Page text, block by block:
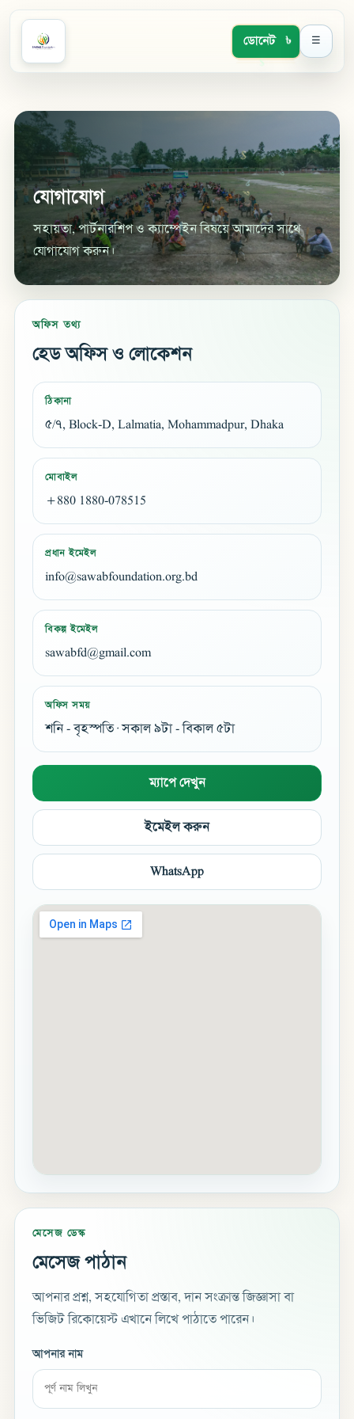
৳ ৳
$
$
$
ডোনেট ☰
যোগাযোগ
সহায়তা, পার্টনারশিপ ও ক্যাম্পেইন বিষয়ে আমাদের সাথে
যোগাযোগ করুন।
অফিস তথ্য
হেড অফিস ও লোকেশন
ঠিকানা
৫/৭, Block-D, Lalmatia, Mohammadpur, Dhaka
মোবাইল
+880 1880-078515
প্রধান ইমেইল
info@sawabfoundation.org.bd
বিকল্প ইমেইল
sawabfd@gmail.com
অফিস সময়
শনি - বৃহস্পতি · সকাল ৯টা - বিকাল ৫টা
ম্যাপে দেখুন
ইমেইল করুন
WhatsApp
মেসেজ ডেস্ক
মেসেজ পাঠান
আপনার প্রশ্ন, সহযোগিতা প্রস্তাব, দান সংক্রান্ত জিজ্ঞাসা বা
ভিজিট রিকোয়েস্ট এখানে লিখে পাঠাতে পারেন।
আপনার নাম